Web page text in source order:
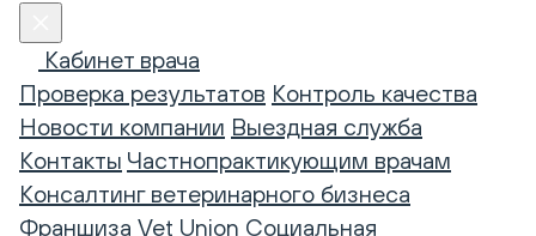
Кабинет врача
Проверка результатов Контроль качества
Новости компании Выездная служба
Контакты Частнопрактикующим врачам
Консалтинг ветеринарного бизнеса
Франшиза Vet Union Социальная